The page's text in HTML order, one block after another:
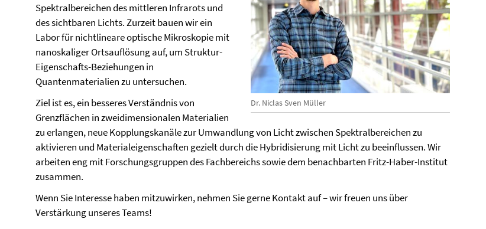
Dr. Niclas Sven Müller
Spektralbereichen des mittleren Infrarots und
des sichtbaren Lichts. Zurzeit bauen wir ein
Labor für nichtlineare optische Mikroskopie mit
nanoskaliger Ortsauflösung auf, um Struktur-
Eigenschafts-Beziehungen in
Quantenmaterialien zu untersuchen.
Ziel ist es, ein besseres Verständnis von
Grenzflächen in zweidimensionalen Materialien
zu erlangen, neue Kopplungskanäle zur Umwandlung von Licht zwischen Spektralbereichen zu
aktivieren und Materialeigenschaften gezielt durch die Hybridisierung mit Licht zu beeinflussen. Wir
arbeiten eng mit Forschungsgruppen des Fachbereichs sowie dem benachbarten Fritz-Haber-Institut
zusammen.
Wenn Sie Interesse haben mitzuwirken, nehmen Sie gerne Kontakt auf – wir freuen uns über
Verstärkung unseres Teams!